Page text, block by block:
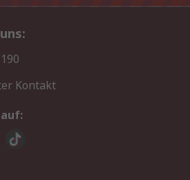
Kontakt